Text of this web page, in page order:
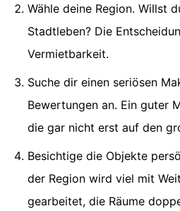
Wähle deine Region. Willst
Stadtleben? Die
Vermietbarkeit.
Suche dir einen seriösen
Bewertungen an. Ein guter
die gar nicht erst auf den
Besichtige die Objekte
der Region wird viel mit
gearbeitet, die Räume